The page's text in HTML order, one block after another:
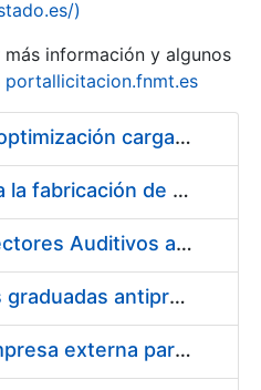
)
información y algunos
portallicitacion.fnmt.es
Pliego condiciones optimización cargas compras firmado
Acuerdo marco para la fabricación de piezas
Suministro de Protectores Auditivos a medida para las personas trabajadoras de los Centros de Trabajo de Madrid y Burgos
Suministro de gafas graduadas antiproyecciones para los trabajadores de la FNMT-RCM en los centros de trabajo de Madrid y Burgos
Servicios de una empresa externa para el asesoramiento y resolución de los recursos de alzada que se presentan relacionados con procesos de selección para la FNMT-RCM